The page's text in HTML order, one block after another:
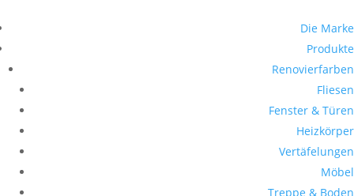
Die Marke
Produkte
Renovierfarben
Fliesen
Fenster & Türen
Heizkörper
Vertäfelungen
Möbel
Treppe & Boden